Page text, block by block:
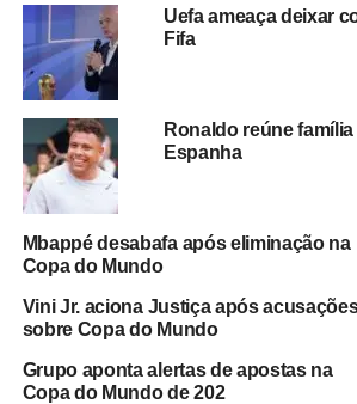
Após a falha,
Muslera foi substituído
retornou sequer ao banco de
participação de forma precoce em uma
esportivos.
Na etapa complementar, a seleção
maior controle da posse de bola e
tentativas de reação da equipe
buscou pressionar nos minutos finais,
dificuldades para criar chances reais de
Com o resultado,a Espanha encerra
Uefa ameaça deixar
Fifa
Ronaldo reúne
Espanha
Mbappé desabafa após eliminação na
Copa do Mundo
Vini Jr. aciona Justiça após
sobre Copa do Mundo
Grupo aponta alertas de apostas na
Copa do Mundo de 202